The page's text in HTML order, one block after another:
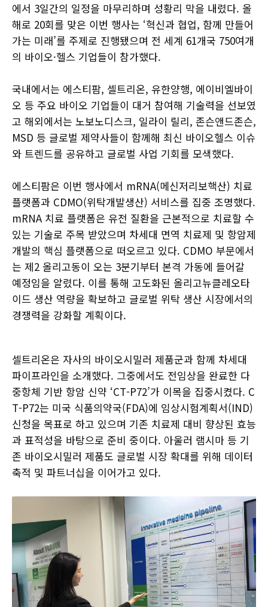
에서 3일간의 일정을 마무리하며 성황리 막을 내렸다. 올
해로 20회를 맞은 이번 행사는 ‘혁신과 협업, 함께 만들어
가는 미래’를 주제로 진행됐으며 전 세계 61개국 750여개
의 바이오·헬스 기업들이 참가했다.
국내에서는 에스티팜, 셀트리온, 유한양행, 에이비엘바이
오 등 주요 바이오 기업들이 대거 참여해 기술력을 선보였
고 해외에서는 노보노디스크, 일라이 릴리, 존슨앤드존슨,
MSD 등 글로벌 제약사들이 함께해 최신 바이오헬스 이슈
와 트렌드를 공유하고 글로벌 사업 기회를 모색했다.
에스티팜은 이번 행사에서 mRNA(메신저리보핵산) 치료
플랫폼과 CDMO(위탁개발생산) 서비스를 집중 조명했다.
mRNA 치료 플랫폼은 유전 질환을 근본적으로 치료할 수
있는 기술로 주목 받았으며 차세대 면역 치료제 및 항암제
개발의 핵심 플랫폼으로 떠오르고 있다. CDMO 부문에서
는 제2 올리고동이 오는 3분기부터 본격 가동에 들어갈
예정임을 알렸다. 이를 통해 고도화된 올리고뉴클레오타
이드 생산 역량을 확보하고 글로벌 위탁 생산 시장에서의
경쟁력을 강화할 계획이다.
셀트리온은 자사의 바이오시밀러 제품군과 함께 차세대
파이프라인을 소개했다. 그중에서도 전임상을 완료한 다
중항체 기반 항암 신약 ‘CT-P72’가 이목을 집중시켰다. C
T-P72는 미국 식품의약국(FDA)에 임상시험계획서(IND)
신청을 목표로 하고 있으며 기존 치료제 대비 향상된 효능
과 표적성을 바탕으로 준비 중이다. 아울러 램시마 등 기
존 바이오시밀러 제품도 글로벌 시장 확대를 위해 데이터
축적 및 파트너십을 이어가고 있다.